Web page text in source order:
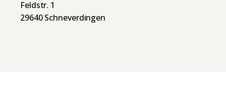
Feldstr. 1
29640 Schneverdingen